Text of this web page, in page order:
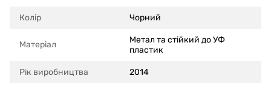
Колір Чорний
Матеріал
Метал та стійкий до УФ
пластик
Рік виробництва 2014